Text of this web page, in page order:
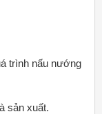
trình nấu nướng
sản xuất.